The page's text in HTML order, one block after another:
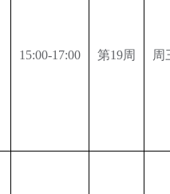
15:00-17:00 第19周 周